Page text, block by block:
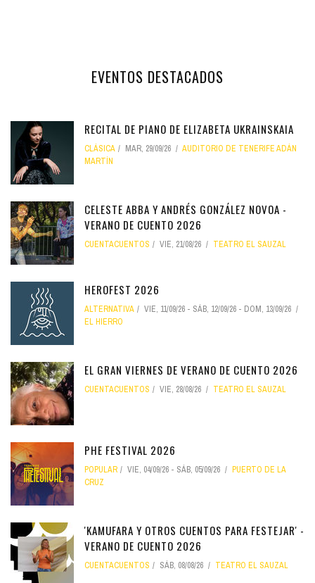
EVENTOS DESTACADOS
RECITAL DE PIANO DE ELIZABETA UKRAINSKAIA
CLÁSICA MAR, 29/09/26
AUDITORIO DE TENERIFE ADÁN
MARTÍN
CELESTE ABBA Y ANDRÉS GONZÁLEZ NOVOA -
VERANO DE CUENTO 2026
CUENTACUENTOS VIE, 21/08/26 TEATRO EL SAUZAL
HEROFEST 2026
ALTERNATIVA VIE, 11/09/26 - SÁB, 12/09/26 - DOM, 13/09/26
EL HIERRO
EL GRAN VIERNES DE VERANO DE CUENTO 2026
CUENTACUENTOS VIE, 28/08/26 TEATRO EL SAUZAL
PHE FESTIVAL 2026
POPULAR VIE, 04/09/26 - SÁB, 05/09/26
PUERTO DE LA
CRUZ
'KAMUFARA Y OTROS CUENTOS PARA FESTEJAR' -
VERANO DE CUENTO 2026
CUENTACUENTOS SÁB, 08/08/26 TEATRO EL SAUZAL